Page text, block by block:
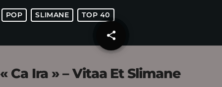
POP SLIMANE TOP 40
share
email
« Ca Ira » – Vitaa Et Slimane